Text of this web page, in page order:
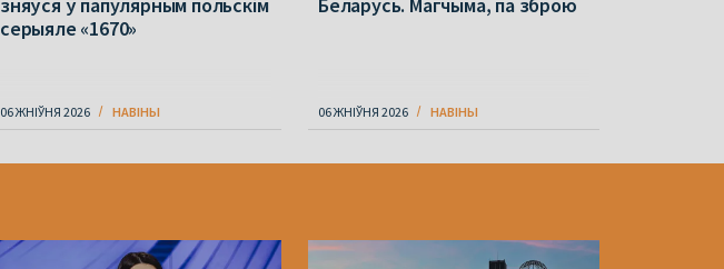
серыяле «1670»
06 ЖНІЎНЯ 2026 НАВІНЫ 06 ЖНІЎНЯ 2026 НАВІНЫ